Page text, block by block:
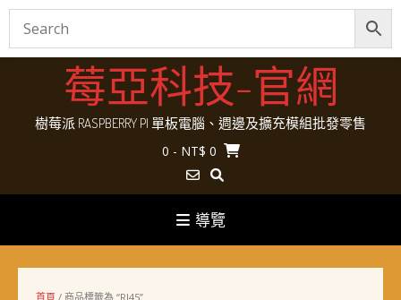
Skip
莓亞科技-官網
樹莓派 RASPBERRY PI 單板電腦、週邊及擴充模組批發零售
0 - NT$ 0
導覽
首頁 / 商品標籤為 “RJ45”